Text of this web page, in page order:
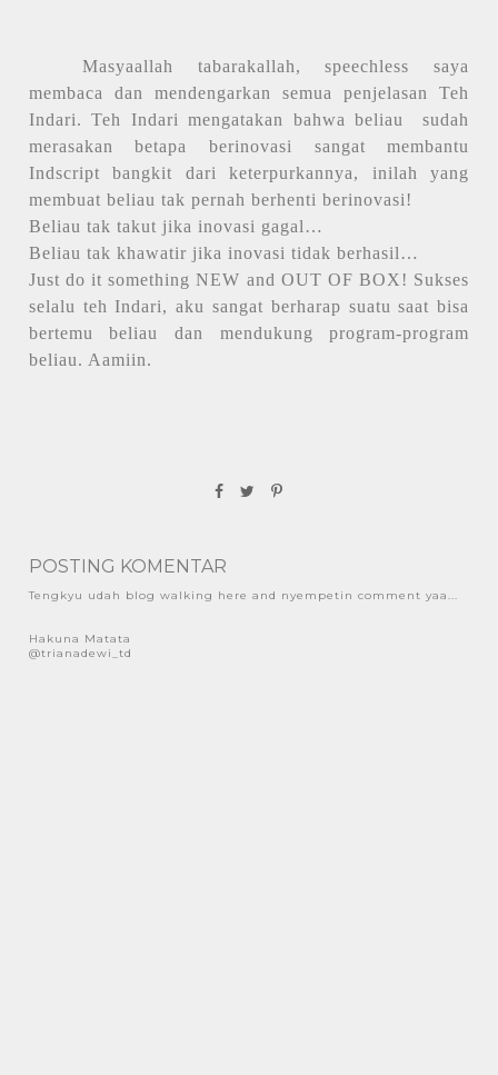
Masyaallah tabarakallah, speechless saya
membaca dan mendengarkan semua penjelasan Teh
Indari. Teh Indari mengatakan bahwa beliau
sudah
merasakan betapa berinovasi sangat membantu
Indscript bangkit dari keterpurkannya, inilah yang
membuat beliau tak pernah berhenti berinovasi!
Beliau tak takut jika inovasi gagal…
Beliau tak khawatir jika inovasi tidak berhasil…
Just do it something NEW and OUT OF BOX! Sukses
selalu teh Indari, aku sangat berharap suatu saat bisa
bertemu beliau dan mendukung program-program
beliau. Aamiin.
POSTING KOMENTAR
Tengkyu udah blog walking here and nyempetin comment yaa...
Hakuna Matata
@trianadewi_td